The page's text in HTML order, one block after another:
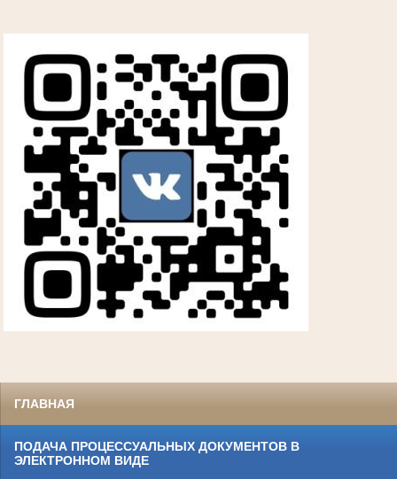
ГЛАВНАЯ
ПОДАЧА ПРОЦЕССУАЛЬНЫХ ДОКУМЕНТОВ В
ЭЛЕКТРОННОМ ВИДЕ